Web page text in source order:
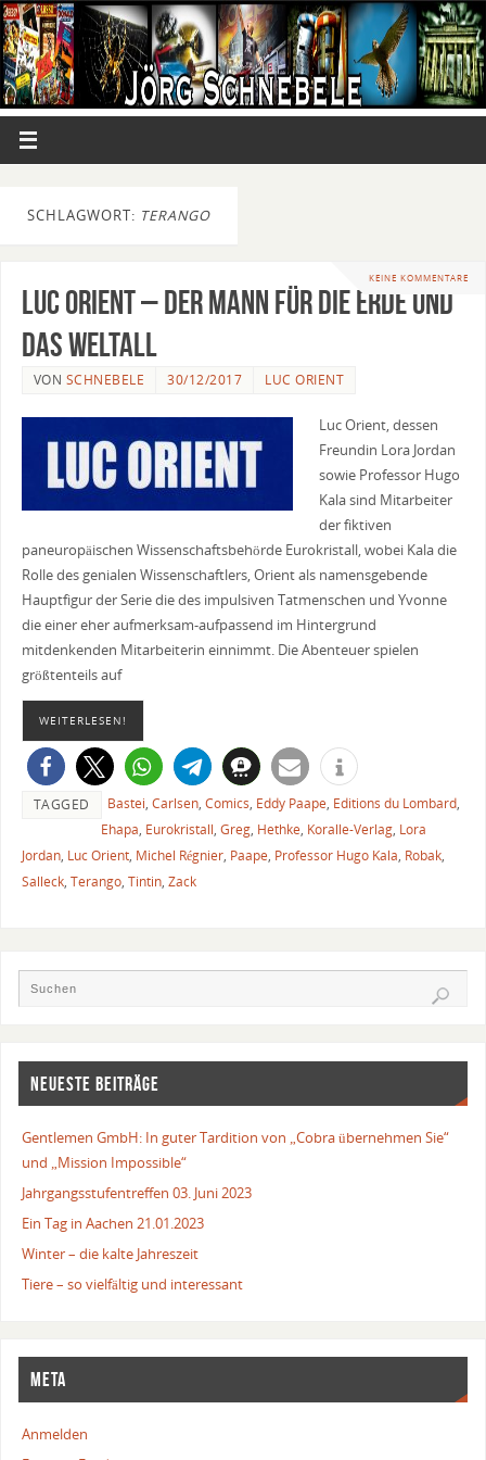
SCHLAGWORT: TERANGO
KEINE KOMMENTARE
Luc Orient – Der Mann für die Erde und
das Weltall
VON SCHNEBELE 30/12/2017 LUC ORIENT
Luc Orient, dessen
Freundin Lora Jordan
sowie Professor Hugo
Kala sind Mitarbeiter
der fiktiven
paneuropäischen Wissenschaftsbehörde Eurokristall, wobei Kala die
Rolle des genialen Wissenschaftlers, Orient als namensgebende
Hauptfigur der Serie die des impulsiven Tatmenschen und Yvonne
die einer eher aufmerksam-aufpassend im Hintergrund
mitdenkenden Mitarbeiterin einnimmt. Die Abenteuer spielen
größtenteils auf
WEITERLESEN!
TAGGED Bastei, Carlsen, Comics, Eddy Paape, Editions du Lombard,
Ehapa, Eurokristall, Greg, Hethke, Koralle-Verlag, Lora
Jordan, Luc Orient, Michel Régnier, Paape, Professor Hugo Kala, Robak,
Salleck, Terango, Tintin, Zack
NEUESTE BEITRÄGE
Gentlemen GmbH: In guter Tardition von „Cobra übernehmen Sie“
und „Mission Impossible“
Jahrgangsstufentreffen 03. Juni 2023
Ein Tag in Aachen 21.01.2023
Winter – die kalte Jahreszeit
Tiere – so vielfältig und interessant
META
Anmelden